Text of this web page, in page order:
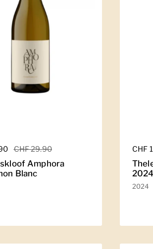
Preis
Sale-Preis
CHF 29.90
Amphora
Blanc
CHF
2024
2024